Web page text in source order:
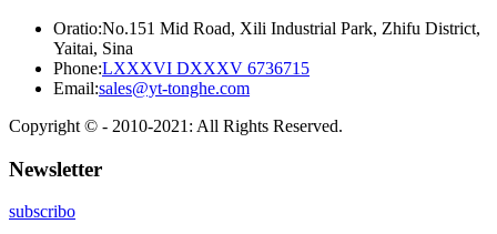
Oratio:No.151 Mid Road, Xili Industrial Park, Zhifu District,
Yaitai, Sina
Phone:LXXXVI DXXXV 6736715
Email:sales@yt-tonghe.com
Copyright © - 2010-2021: All Rights Reserved.
Newsletter
subscribo